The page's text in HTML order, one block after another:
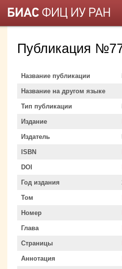
Публикация
Название публикации
Название на другом языке
Тип публикации
Издание
Издатель
ISBN
DOI
Год издания
Том
Номер
Глава
Страницы
Аннотация